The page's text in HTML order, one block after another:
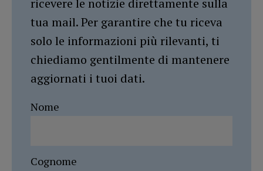
tua mail. Per garantire che tu riceva
solo le informazioni più rilevanti, ti
chiediamo gentilmente di mantenere
aggiornati i tuoi dati.
Nome
Cognome